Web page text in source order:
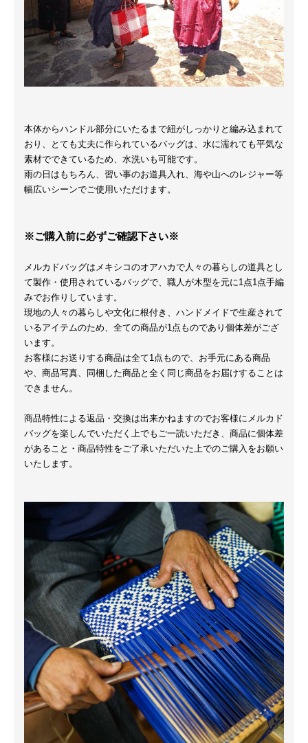
本体からハンドル部分にいたるまで紐がしっかりと編み込まれて
おり、とても丈夫に作られているバッグは、水に濡れても平気な
素材でできているため、水洗いも可能です。
雨の日はもちろん、習い事のお道具入れ、海や山へのレジャー等
幅広いシーンでご使用いただけます。
※ご購入前に必ずご確認下さい※
メルカドバッグはメキシコのオアハカで人々の暮らしの道具とし
て製作・使用されているバッグで、職人が木型を元に1点1点手編
みでお作りしています。
現地の人々の暮らしや文化に根付き、ハンドメイドで生産されて
いるアイテムのため、全ての商品が1点ものであり個体差がござ
います。
お客様にお送りする商品は全て1点もので、お手元にある商品
や、商品写真、同梱した商品と全く同じ商品をお届けすることは
できません。
商品特性による返品・交換は出来かねますのでお客様にメルカド
バッグを楽しんでいただく上でもご一読いただき、商品に個体差
があること・商品特性をご了承いただいた上でのご購入をお願い
いたします。